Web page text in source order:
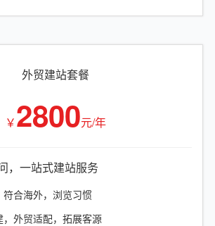
外贸建站套餐
￥2800元/年
，一站式建站服务
符合海外，浏览习惯
，外贸适配，拓展客源